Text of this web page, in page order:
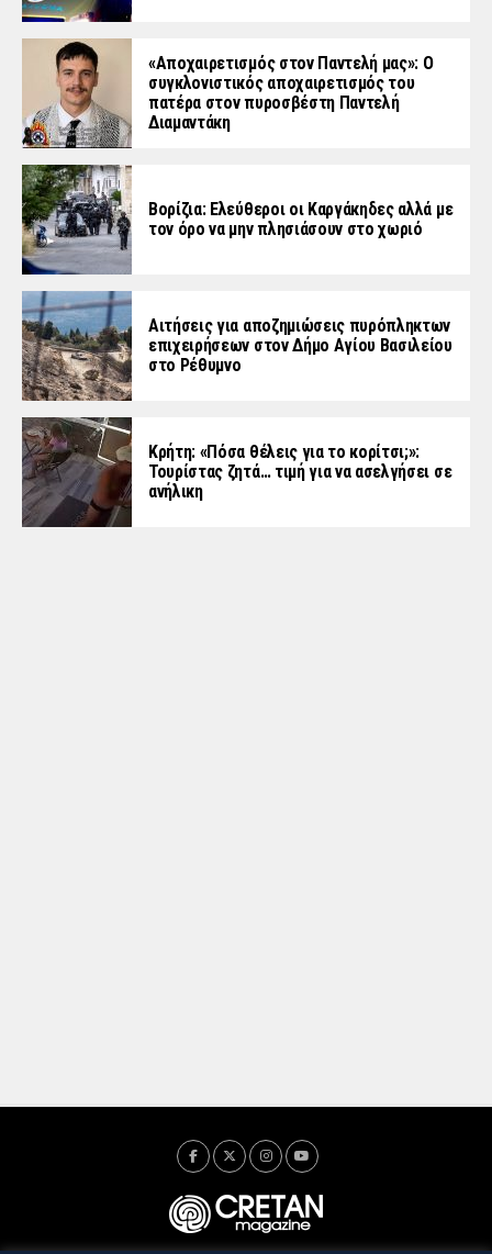
«Aποχαιρετισμός στον Παντελή μας»: Ο
συγκλονιστικός αποχαιρετισμός του
πατέρα στον πυροσβέστη Παντελή
Διαμαντάκη
Βορίζια: Ελεύθεροι οι Καργάκηδες αλλά με
τον όρο να μην πλησιάσουν στο χωριό
Αιτήσεις για αποζημιώσεις πυρόπληκτων
επιχειρήσεων στον Δήμο Αγίου Βασιλείου
στο Ρέθυμνο
Κρήτη: «Πόσα θέλεις για το κορίτσι;»:
Τουρίστας ζητά… τιμή για να ασελγήσει σε
ανήλικη